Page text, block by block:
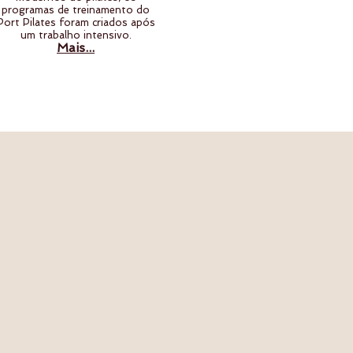
programas de treinamento do
Pilates foram criados após
um trabalho intensivo.
Mais...